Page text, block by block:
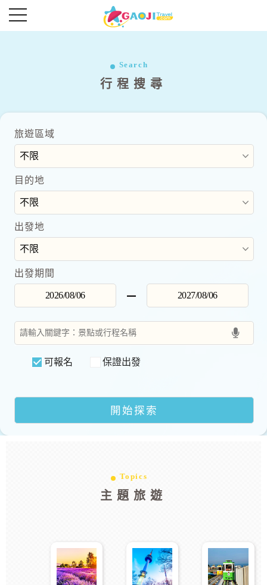
超夯首爾好好玩五日
往前 往後
Search
行程搜尋
旅遊區域
目的地
出發地
出發期間
可報名 保證出發
Topics
主題旅遊